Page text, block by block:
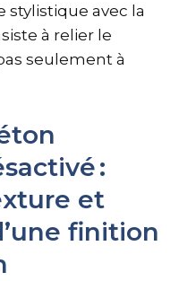
stylistique avec la
à relier le
seulement à
:
et
finition